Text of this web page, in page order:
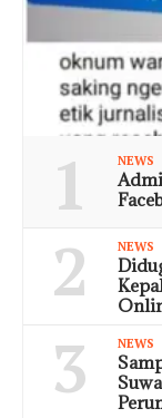
1 NEWS
2 NEWS
3 NEWS